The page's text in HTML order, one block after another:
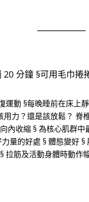
分鐘 §可用毛巾捲
動 §每晚睡前在床上
力？還是該放鬆？ 脊
內收縮 § 為核心肌群
量的好處 § 體態變好
拉筋及活動身體時動